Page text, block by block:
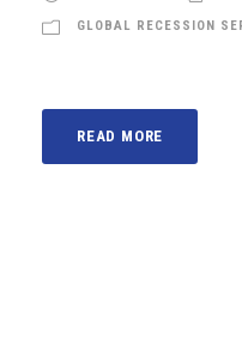
GLOBAL RECESSION
READ MORE